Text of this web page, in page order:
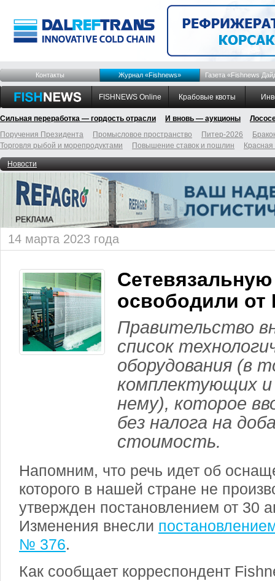
Контакты Журнал «Fishnews» Газета «Fishnews
FISHNEWS Online Крабовые квоты
Сильная переработка — гордость отрасли И вновь — аукционы
Поручения Президента
Промысловое пространство Питер-2026
Торговля рыбой и морепродуктами
Повышение ставок и пошлин
Новости
14 марта 2023 года
освободили
Правительство
список
оборудования (в
комплектующих и
нему), которое
без налога на
стоимость.
Напомним, что речь идет об
которого в нашей стране не
утвержден постановлением от 30
Изменения внесли
№ 376.
Как сообщает корреспондент